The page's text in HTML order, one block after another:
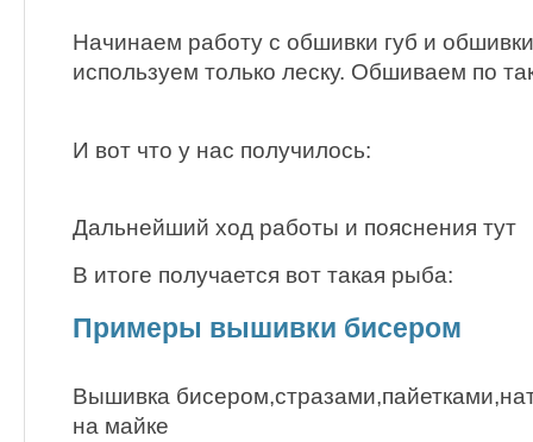
Начинаем работу с обшивки губ и
используем только леску. Обшиваем по
И вот что у нас получилось:
Дальнейший ход работы и пояснения тут
В итоге получается вот такая рыба:
Примеры вышивки бисером
Вышивка
на майке